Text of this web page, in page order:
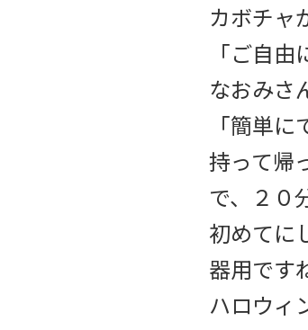
カボチャ
「ご自
なおみさ
「簡単
持って帰
で、２０
初めてに
器用です
ハロウィ